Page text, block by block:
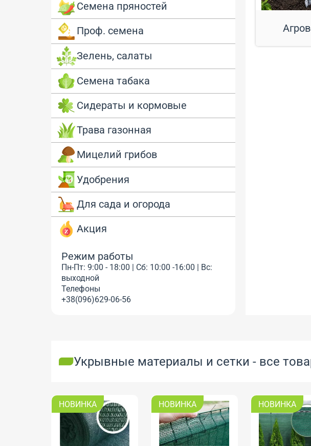
Семена пряностей
Проф. семена
Зелень, салаты
Семена табака
Сидераты и кормовые
Трава газонная
Мицелий грибов
Удобрения
Для сада и огорода
Акция
Режим работы
Пн-Пт: 9:00 - 18:00 | Сб: 10:00 -16:00 | Вс:
выходной
Телефоны
+38(096)629-06-56
Укрывные материалы и сетки - все
НОВИНКА НОВИНКА НОВИНКА